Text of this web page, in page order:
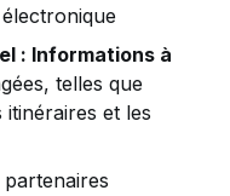
: Informations à
telles que
itinéraires et les
partenaires